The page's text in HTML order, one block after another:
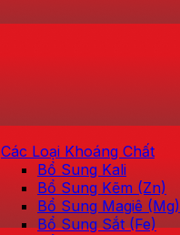
Các Loại Khoáng Chất
Bổ Sung Kali
Bổ Sung Kẽm (Zn)
Bổ Sung Magiê (Mg)
Bổ Sung Sắt (Fe)